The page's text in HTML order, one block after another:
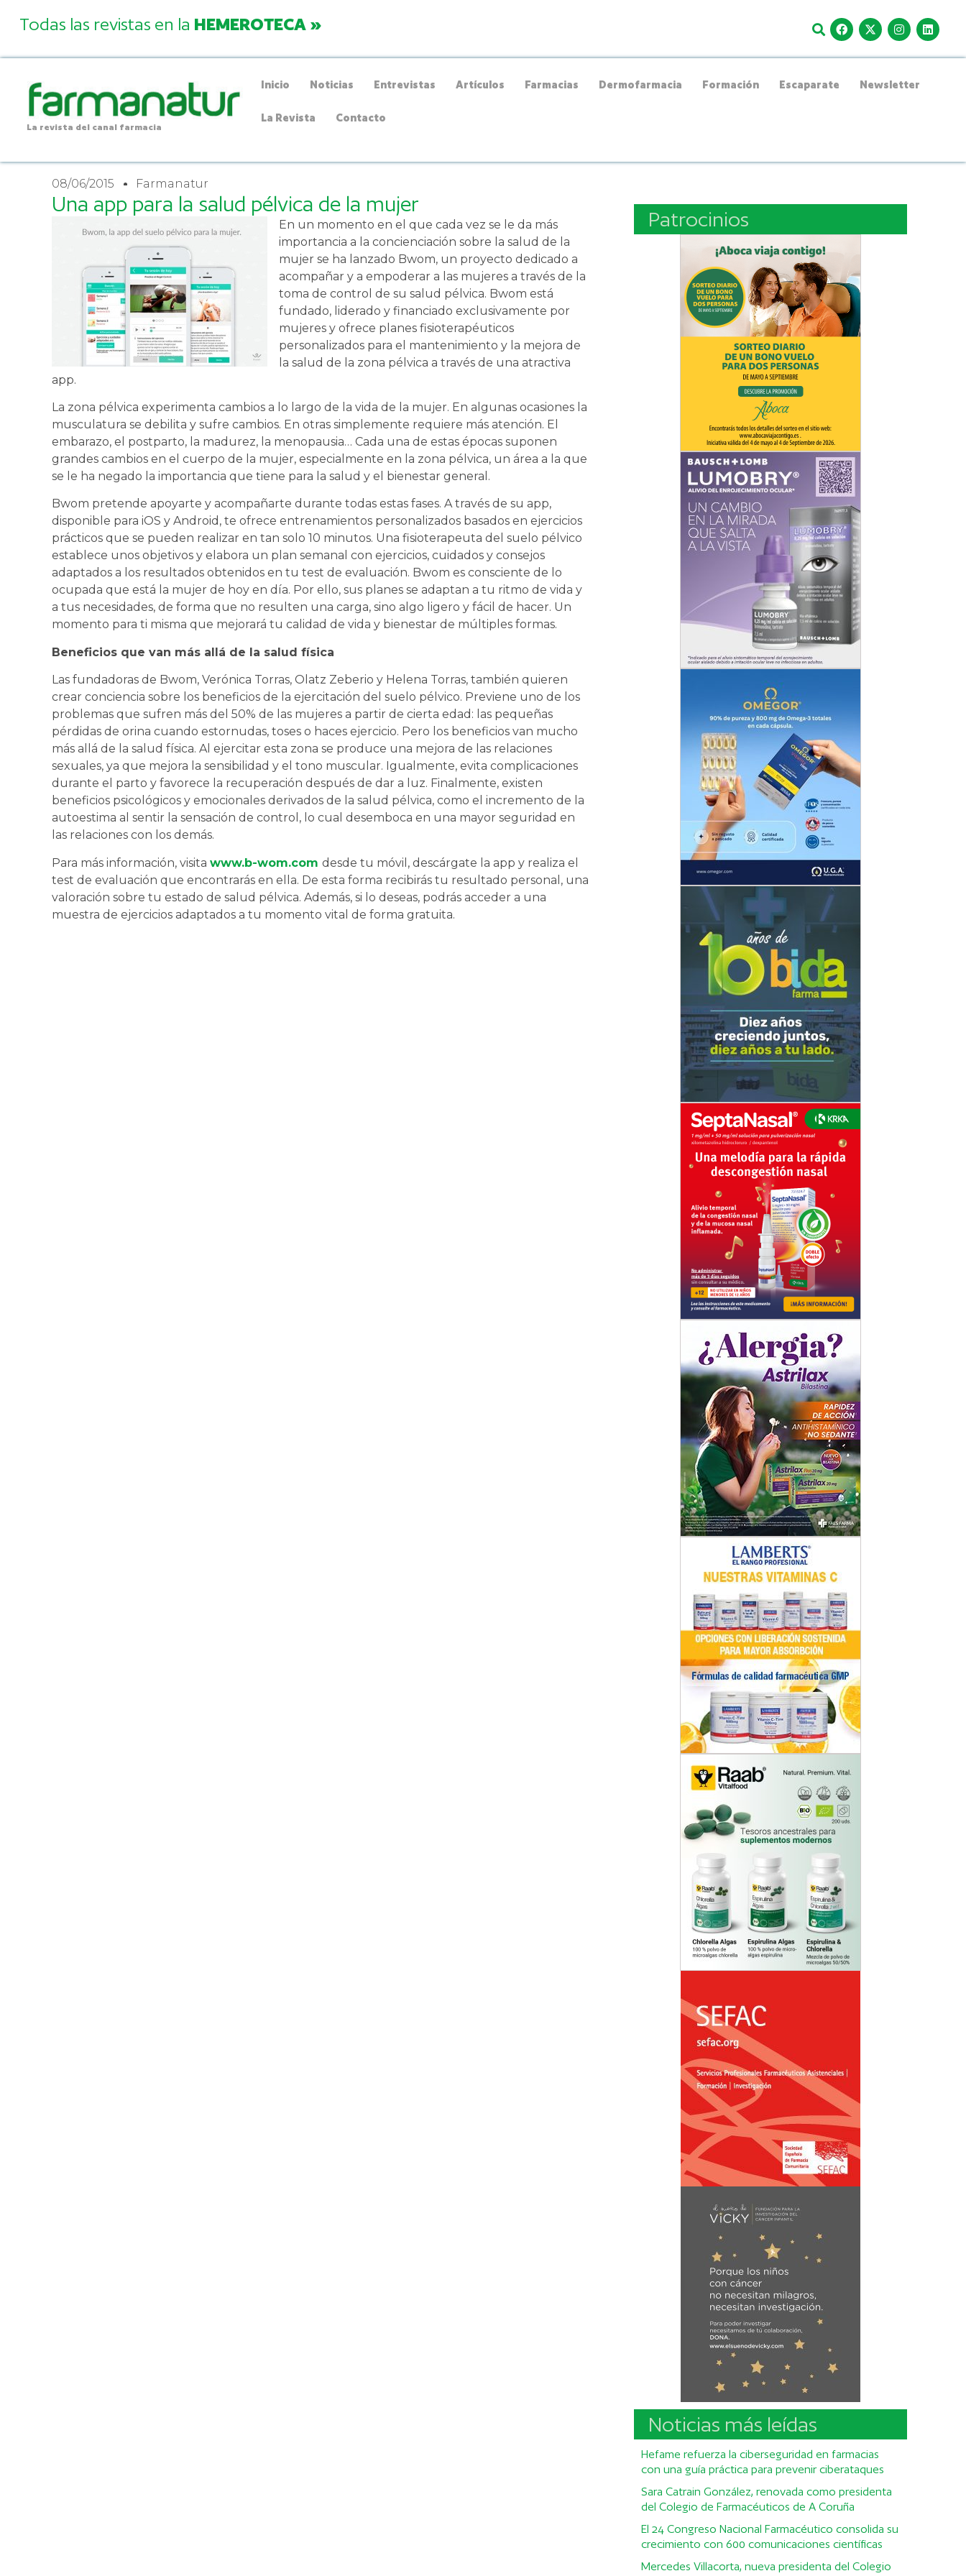
Todas las revistas en la HEMEROTECA »
La revista del canal farmacia
Inicio Noticias Entrevistas Artículos Farmacias Dermofarmacia Formación Escaparate Newsletter
La Revista Contacto
08/06/2015 Farmanatur
Una app para la salud pélvica de la mujer
En un momento en el que cada vez se le da más
importancia a la concienciación sobre la salud de la
mujer se ha lanzado Bwom, un proyecto dedicado a
acompañar y a empoderar a las mujeres a través de la
toma de control de su salud pélvica. Bwom está
fundado, liderado y financiado exclusivamente por
mujeres y ofrece planes fisioterapéuticos
personalizados para el mantenimiento y la mejora de
la salud de la zona pélvica a través de una atractiva
app.
La zona pélvica experimenta cambios a lo largo de la vida de la mujer. En algunas ocasiones la
musculatura se debilita y sufre cambios. En otras simplemente requiere más atención. El
embarazo, el postparto, la madurez, la menopausia… Cada una de estas épocas suponen
grandes cambios en el cuerpo de la mujer, especialmente en la zona pélvica, un área a la que
se le ha negado la importancia que tiene para la salud y el bienestar general.
Bwom pretende apoyarte y acompañarte durante todas estas fases. A través de su app,
disponible para iOS y Android, te ofrece entrenamientos personalizados basados en ejercicios
prácticos que se pueden realizar en tan solo 10 minutos. Una fisioterapeuta del suelo pélvico
establece unos objetivos y elabora un plan semanal con ejercicios, cuidados y consejos
adaptados a los resultados obtenidos en tu test de evaluación. Bwom es consciente de lo
ocupada que está la mujer de hoy en día. Por ello, sus planes se adaptan a tu ritmo de vida y
a tus necesidades, de forma que no resulten una carga, sino algo ligero y fácil de hacer. Un
momento para ti misma que mejorará tu calidad de vida y bienestar de múltiples formas.
Beneficios que van más allá de la salud física
Las fundadoras de Bwom, Verónica Torras, Olatz Zeberio y Helena Torras, también quieren
crear conciencia sobre los beneficios de la ejercitación del suelo pélvico. Previene uno de los
problemas que sufren más del 50% de las mujeres a partir de cierta edad: las pequeñas
pérdidas de orina cuando estornudas, toses o haces ejercicio. Pero los beneficios van mucho
más allá de la salud física. Al ejercitar esta zona se produce una mejora de las relaciones
sexuales, ya que mejora la sensibilidad y el tono muscular. Igualmente, evita complicaciones
durante el parto y favorece la recuperación después de dar a luz. Finalmente, existen
beneficios psicológicos y emocionales derivados de la salud pélvica, como el incremento de la
autoestima al sentir la sensación de control, lo cual desemboca en una mayor seguridad en
las relaciones con los demás.
Para más información, visita www.b-wom.com desde tu móvil, descárgate la app y realiza el
test de evaluación que encontrarás en ella. De esta forma recibirás tu resultado personal, una
valoración sobre tu estado de salud pélvica. Además, si lo deseas, podrás acceder a una
muestra de ejercicios adaptados a tu momento vital de forma gratuita.
Patrocinios
Noticias más leídas
Hefame refuerza la ciberseguridad en farmacias
con una guía práctica para prevenir ciberataques
Sara Catrain González, renovada como presidenta
del Colegio de Farmacéuticos de A Coruña
El 24 Congreso Nacional Farmacéutico consolida su
crecimiento con 600 comunicaciones científicas
Mercedes Villacorta, nueva presidenta del Colegio